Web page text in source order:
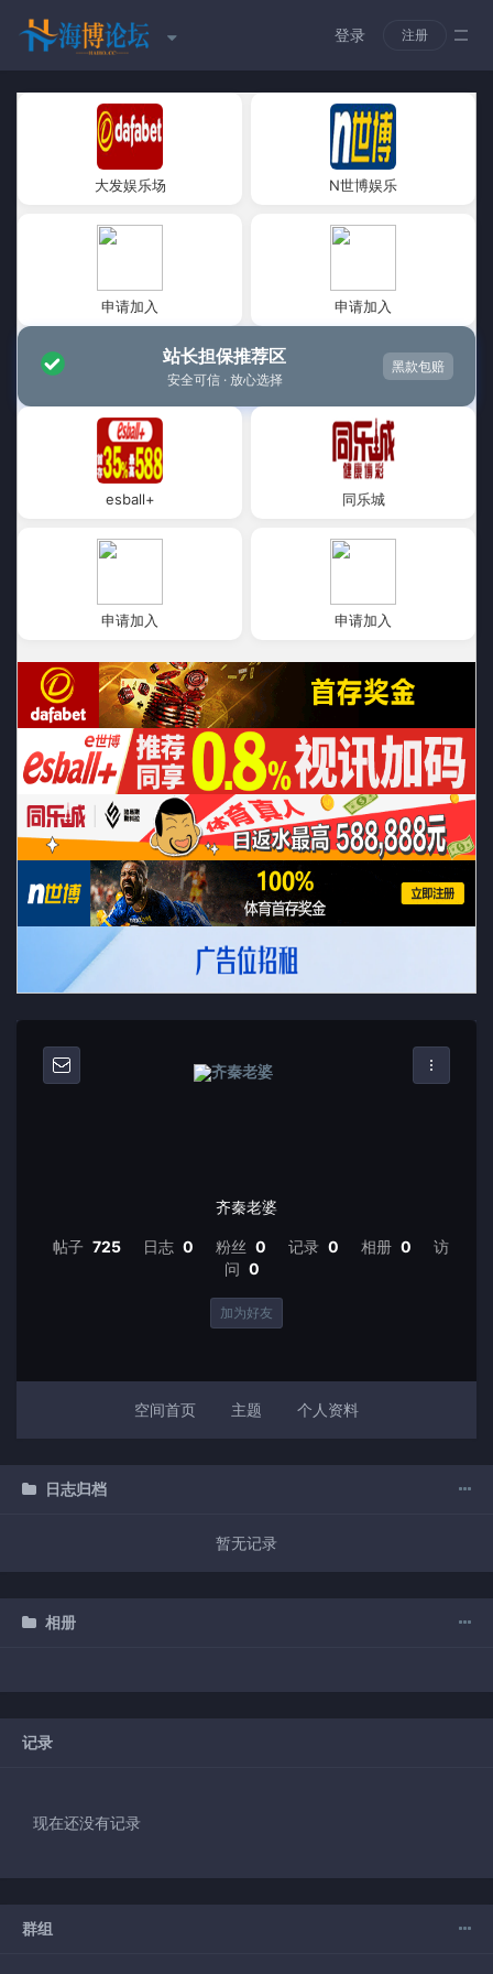
登录 注册
大发娱乐场 N世博娱乐
申请加入 申请加入
站长担保推荐区
安全可信 · 放心选择
黑款包赔
esball+ 同乐城
申请加入 申请加入
齐秦老婆
帖子 725 日志 0 粉丝 0 记录 0 相册 0
访
问 0
加为好友
空间首页 主题 个人资料
日志归档
暂无记录
相册
记录
现在还没有记录
群组